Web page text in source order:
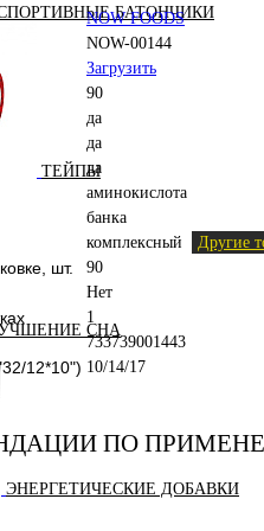
БАТОНЧИКИ
ТЕЙПЫ
СНА
ЭНЕРГЕТИЧЕСКИЕ ДОБАВКИ
NOW FOODS
NOW-00144
Загрузить
90
да
да
да
аминокислота
банка
комплексный Другие
шт. 90
Нет
1
733739001443
12*10") 10/14/17
ПО